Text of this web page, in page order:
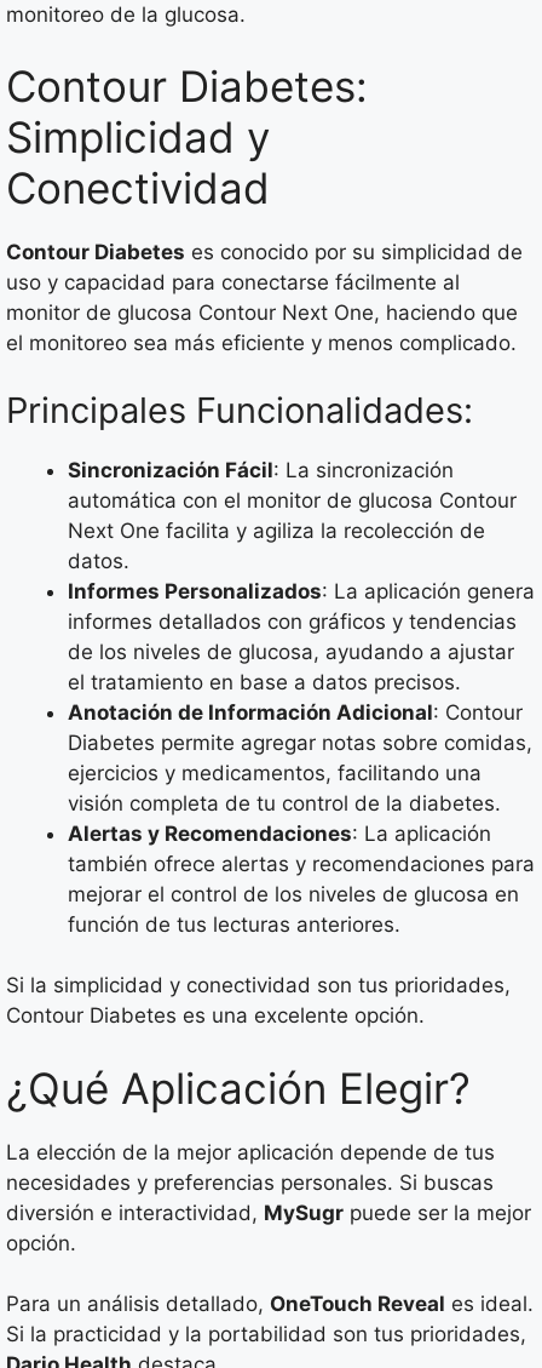
monitoreo de la glucosa.
Contour Diabetes:
Simplicidad y
Conectividad
Contour Diabetes es conocido por su simplicidad de
uso y capacidad para conectarse fácilmente al
monitor de glucosa Contour Next One, haciendo que
el monitoreo sea más eficiente y menos complicado.
Principales Funcionalidades:
Sincronización Fácil: La sincronización
automática con el monitor de glucosa Contour
Next One facilita y agiliza la recolección de
datos.
Informes Personalizados: La aplicación genera
informes detallados con gráficos y tendencias
de los niveles de glucosa, ayudando a ajustar
el tratamiento en base a datos precisos.
Anotación de Información Adicional: Contour
Diabetes permite agregar notas sobre comidas,
ejercicios y medicamentos, facilitando una
visión completa de tu control de la diabetes.
Alertas y Recomendaciones: La aplicación
también ofrece alertas y recomendaciones para
mejorar el control de los niveles de glucosa en
función de tus lecturas anteriores.
Si la simplicidad y conectividad son tus prioridades,
Contour Diabetes es una excelente opción.
¿Qué Aplicación Elegir?
La elección de la mejor aplicación depende de tus
necesidades y preferencias personales. Si buscas
diversión e interactividad, MySugr puede ser la mejor
opción.
Para un análisis detallado, OneTouch Reveal es ideal.
Si la practicidad y la portabilidad son tus prioridades,